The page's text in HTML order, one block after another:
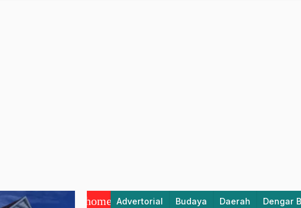
home Advertorial Budaya Daerah Dengar